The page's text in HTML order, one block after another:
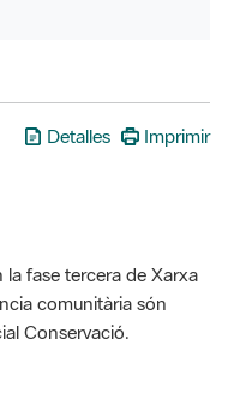
Detalles Imprimir
fase tercera de Xarxa
comunitària són
Conservació.